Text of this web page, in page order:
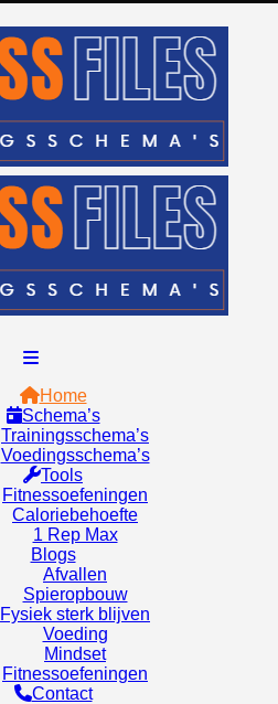
Home
Schema’s
Trainingsschema’s
Voedingsschema’s
Tools
Fitnessoefeningen
Caloriebehoefte
1 Rep Max
Blogs
Afvallen
Spieropbouw
Fysiek sterk blijven
Voeding
Mindset
Fitnessoefeningen
Contact